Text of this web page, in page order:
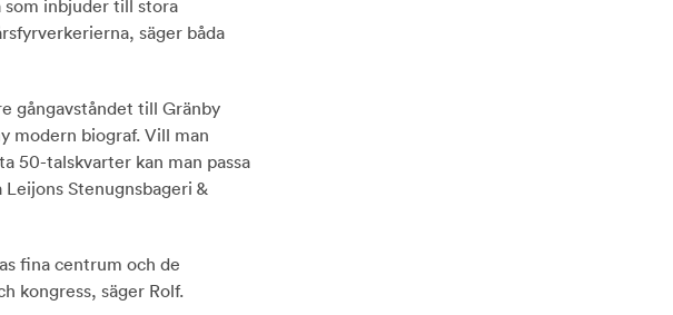
som inbjuder till stora
säger båda
gångavståndet till Gränby
modern biograf. Vill man
50-talskvarter kan man passa
Stenugnsbageri &
fina centrum och de
kongress, säger Rolf.